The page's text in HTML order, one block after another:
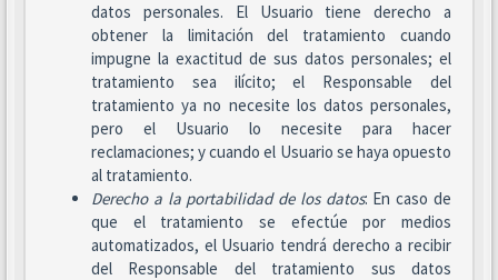
datos personales. El Usuario tiene derecho a
obtener la limitación del tratamiento cuando
impugne la exactitud de sus datos personales; el
tratamiento sea ilícito; el Responsable del
tratamiento ya no necesite los datos personales,
pero el Usuario lo necesite para hacer
reclamaciones; y cuando el Usuario se haya opuesto
al tratamiento.
Derecho a la portabilidad de los datos: En caso de
que el tratamiento se efectúe por medios
automatizados, el Usuario tendrá derecho a recibir
del Responsable del tratamiento sus datos